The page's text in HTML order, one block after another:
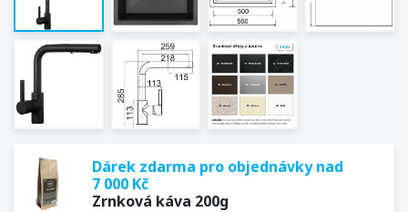
Dárek zdarma pro objednávky nad
7 000 Kč
Zrnková káva 200g